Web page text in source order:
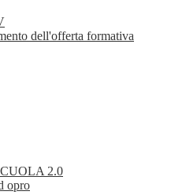
dell'offerta formativa
2.0
opro